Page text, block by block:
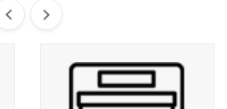
 